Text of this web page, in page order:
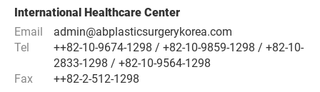
International Healthcare Center
Email
admin@abplasticsurgerykorea.com
Tel
++82-10-9674-1298 / +82-10-9859-1298 / +82-10-
2833-1298 / +82-10-9564-1298
Fax
++82-2-512-1298